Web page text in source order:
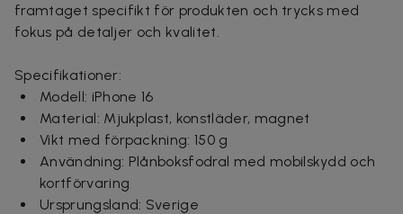
framtaget specifikt för produkten och trycks med
fokus på detaljer och kvalitet.
Specifikationer:
Modell: iPhone 16
Material: Mjukplast, konstläder, magnet
Vikt med förpackning: 150 g
Användning: Plånboksfodral med mobilskydd och
kortförvaring
Ursprungsland: Sverige